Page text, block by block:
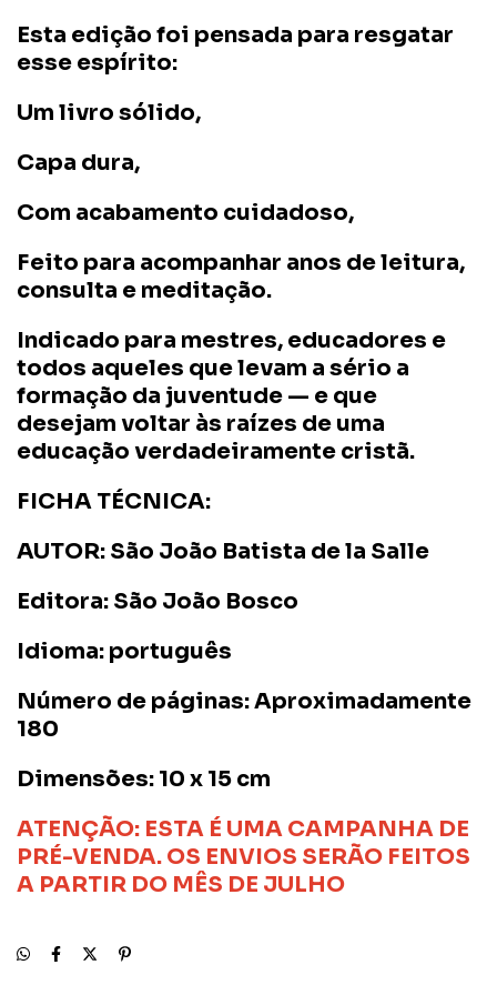
Esta edição foi pensada para resgatar
esse espírito:
Um livro sólido,
Capa dura,
Com acabamento cuidadoso,
Feito para acompanhar anos de leitura,
consulta e meditação.
Indicado para mestres, educadores e
todos aqueles que levam a sério a
formação da juventude — e que
desejam voltar às raízes de uma
educação verdadeiramente cristã.
FICHA TÉCNICA:
AUTOR: São João Batista de la Salle
Editora: São João Bosco
Idioma: português
Número de páginas: Aproximadamente
180
Dimensões: 10 x 15 cm
ATENÇÃO: ESTA É UMA CAMPANHA DE
PRÉ-VENDA. OS ENVIOS SERÃO FEITOS
A PARTIR DO MÊS DE JULHO